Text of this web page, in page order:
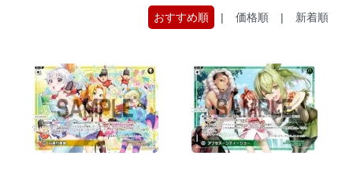
おすすめ順 | 価格順 | 新着順